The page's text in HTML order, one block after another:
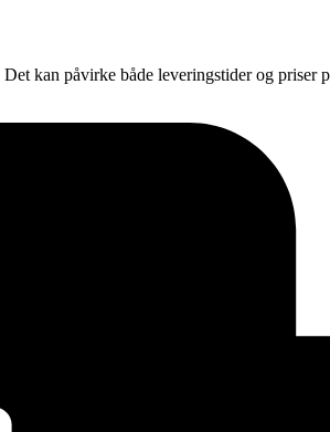
kan påvirke både leveringstider og priser